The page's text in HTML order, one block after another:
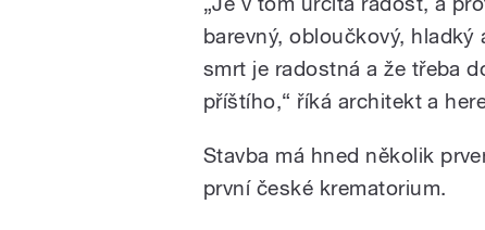
barevný, obloučkový, hladký
smrt je radostná a že třeba
příštího,“ říká architekt a
Stavba má hned několik
první české krematorium.